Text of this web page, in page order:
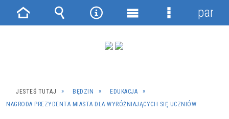
JESTEŚ TUTAJ BĘDZIN
EDUKACJA
NAGRODA PREZYDENTA MIASTA DLA WYRÓŻNIAJĄCYCH SIĘ UCZNIÓW
Strona Wyszukiwarka
NarzędziaMenu
Menu
panel